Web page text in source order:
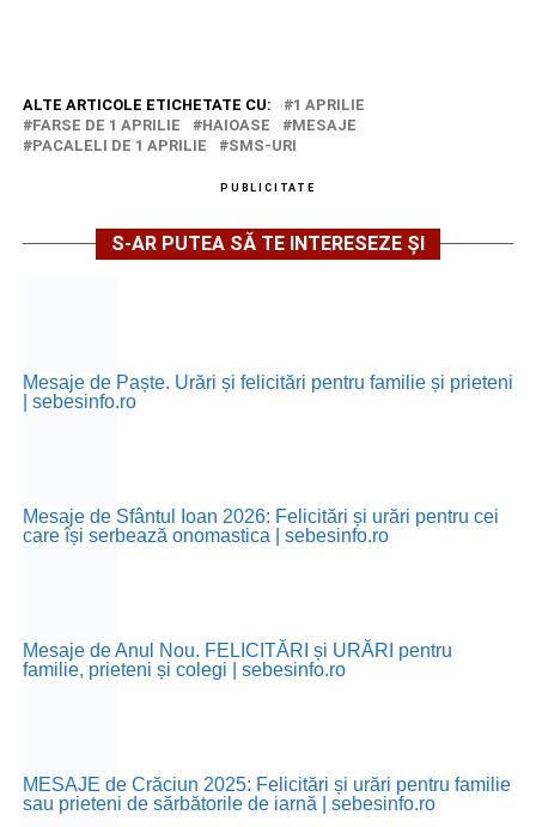
ALTE ARTICOLE ETICHETATE CU:
1 APRILIE
FARSE DE 1 APRILIE
HAIOASE
MESAJE
PACALELI DE 1 APRILIE
SMS-URI
PUBLICITATE
S-AR PUTEA SĂ TE INTERESEZE ȘI
Mesaje de Paște. Urări și felicitări pentru familie și prieteni
| sebesinfo.ro
Mesaje de Sfântul Ioan 2026: Felicitări și urări pentru cei
care își serbează onomastica | sebesinfo.ro
Mesaje de Anul Nou. FELICITĂRI și URĂRI pentru
familie, prieteni și colegi | sebesinfo.ro
MESAJE de Crăciun 2025: Felicitări și urări pentru familie
sau prieteni de sărbătorile de iarnă | sebesinfo.ro